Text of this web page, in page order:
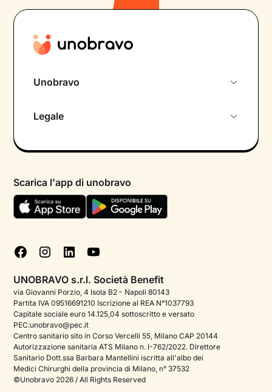
Unobravo
Psicologo in chat
Aiuto urgente
FAQ
Podcast di psicologia
Corporate
Psicologo italiano all'estero
Sala stampa
Bandi e premi
Legale
Termini e condizioni
Informativa Privacy
Cookie policy
Gestisci cookie
Scarica l'app di unobravo
UNOBRAVO s.r.l. Società Benefit
via Giovanni Porzio, 4 Isola B2 - Napoli 80143
Partita IVA 09516691210 Iscrizione al REA N°1037793
Capitale sociale euro 14.125,04 sottoscritto e versato
PEC:unobravo@pec.it
Centro sanitario sito in Corso Vercelli 55, Milano CAP 20144
Autorizzazione sanitaria ATS Milano n. I-762/2022. Direttore
Sanitario Dott.ssa Barbara Mantellini iscritta all'albo dei
Medici Chirurghi della provincia di Milano, n° 37532
©Unobravo 2026 / All Rights Reserved